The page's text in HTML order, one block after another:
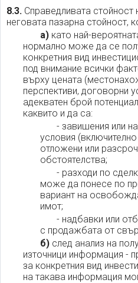
8.3. Справедливата стойност
неговата пазарна стойност,
а)като най-
нормално може да се
конкретния вид
под внимание всички
върху цената
перспективи, договорни
адекватен брой
каквито и да са:
- завишения или
условия
отложени или
обстоятелства;
- разходи по
може да понесе по
вариант на
имот;
- надбавки или
с продажбата от
б)след анализ на
източници информация -
за конкретния вид
на такава информация